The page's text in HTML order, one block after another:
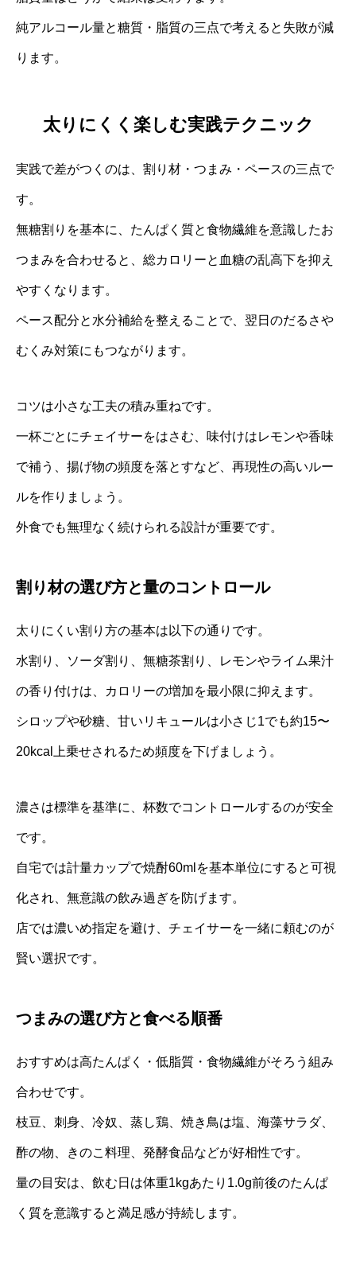
純アルコール量と糖質・脂質の三点で考えると失敗が減
ります。
太りにくく楽しむ実践テクニック
実践で差がつくのは、割り材・つまみ・ペースの三点で
す。
無糖割りを基本に、たんぱく質と食物繊維を意識したお
つまみを合わせると、総カロリーと血糖の乱高下を抑え
やすくなります。
ペース配分と水分補給を整えることで、翌日のだるさや
むくみ対策にもつながります。
コツは小さな工夫の積み重ねです。
一杯ごとにチェイサーをはさむ、味付けはレモンや香味
で補う、揚げ物の頻度を落とすなど、再現性の高いルー
ルを作りましょう。
外食でも無理なく続けられる設計が重要です。
割り材の選び方と量のコントロール
太りにくい割り方の基本は以下の通りです。
水割り、ソーダ割り、無糖茶割り、レモンやライム果汁
の香り付けは、カロリーの増加を最小限に抑えます。
シロップや砂糖、甘いリキュールは小さじ1でも約15〜
20kcal上乗せされるため頻度を下げましょう。
濃さは標準を基準に、杯数でコントロールするのが安全
です。
自宅では計量カップで焼酎60mlを基本単位にすると可視
化され、無意識の飲み過ぎを防げます。
店では濃いめ指定を避け、チェイサーを一緒に頼むのが
賢い選択です。
つまみの選び方と食べる順番
おすすめは高たんぱく・低脂質・食物繊維がそろう組み
合わせです。
枝豆、刺身、冷奴、蒸し鶏、焼き鳥は塩、海藻サラダ、
酢の物、きのこ料理、発酵食品などが好相性です。
量の目安は、飲む日は体重1kgあたり1.0g前後のたんぱ
く質を意識すると満足感が持続します。